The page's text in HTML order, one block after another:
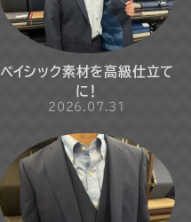
ベイシック素材を高級仕立て
に！
2026.07.31